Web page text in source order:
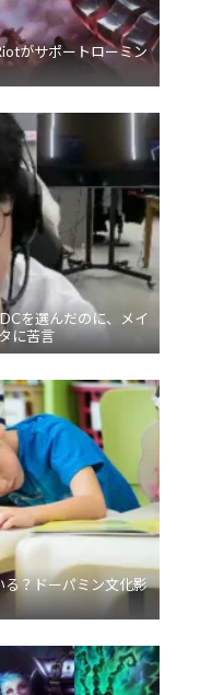
がサポートローミン
を選んだのに、メイ
に苦言
？ドーパミン文化影